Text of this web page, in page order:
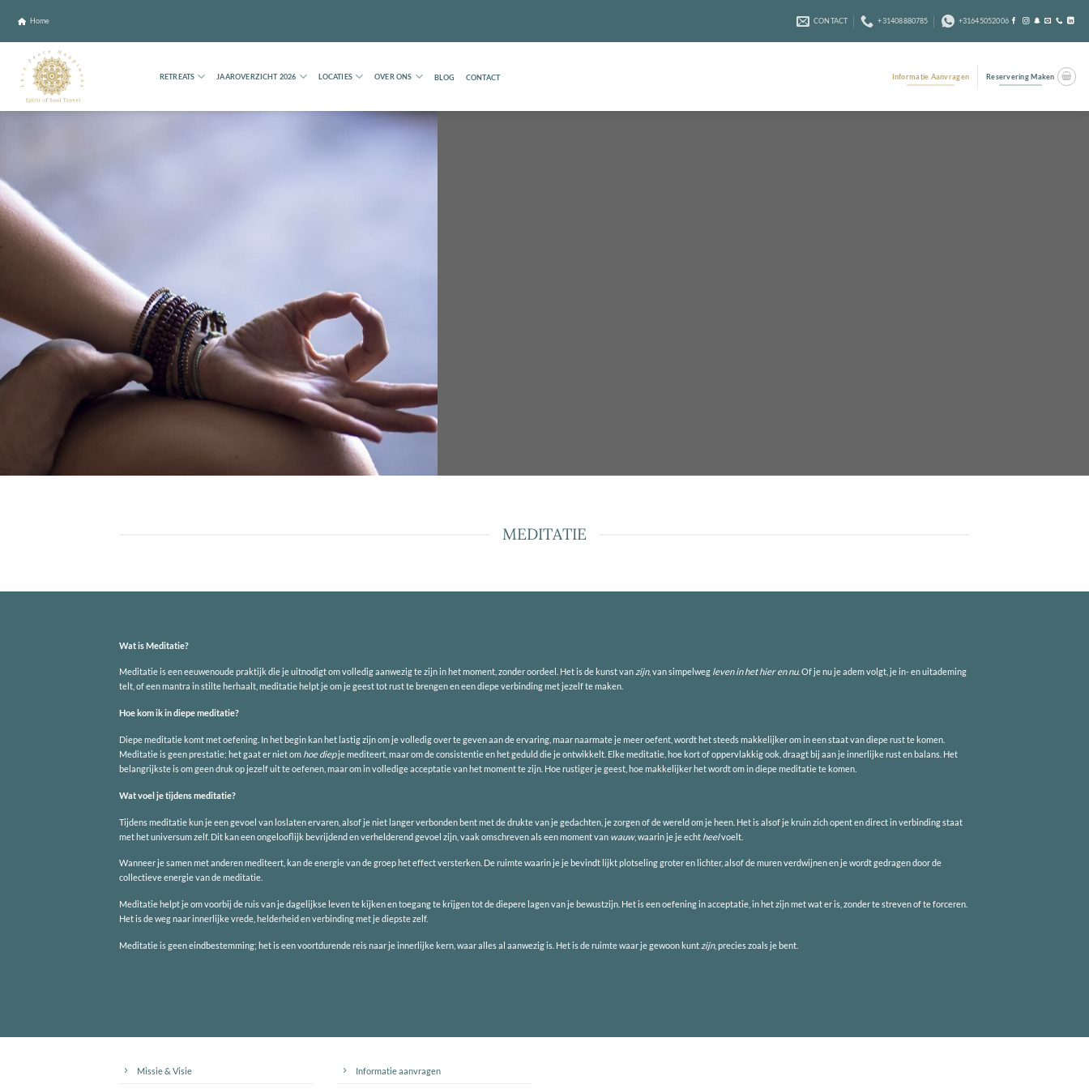
Home CONTACT +31408880785 +31645052006
RETREATS JAAROVERZICHT 2026 LOCATIES OVER ONS BLOG CONTACT Informatie Aanvragen Reservering Maken
MEDITATIE
Wat is Meditatie?
Meditatie is een eeuwenoude praktijk die je uitnodigt om volledig aanwezig te zijn in het moment, zonder oordeel. Het is de kunst van zijn, van simpelweg leven in het hier en nu. Of je nu je adem volgt, je in- en uitademing
telt, of een mantra in stilte herhaalt, meditatie helpt je om je geest tot rust te brengen en een diepe verbinding met jezelf te maken.
Hoe kom ik in diepe meditatie?
Diepe meditatie komt met oefening. In het begin kan het lastig zijn om je volledig over te geven aan de ervaring, maar naarmate je meer oefent, wordt het steeds makkelijker om in een staat van diepe rust te komen.
Meditatie is geen prestatie; het gaat er niet om hoe diepje mediteert, maar om de consistentie en het geduld die je ontwikkelt. Elke meditatie, hoe kort of oppervlakkig ook, draagt bij aan je innerlijke rust en balans. Het
belangrijkste is om geen druk op jezelf uit te oefenen, maar om in volledige acceptatie van het moment te zijn. Hoe rustiger je geest, hoe makkelijker het wordt om in diepe meditatie te komen.
Wat voel je tijdens meditatie?
Tijdens meditatie kun je een gevoel van loslaten ervaren, alsof je niet langer verbonden bent met de drukte van je gedachten, je zorgen of de wereld om je heen. Het is alsof je kruin zich opent en direct in verbinding staat
met het universum zelf. Dit kan een ongelooflijk bevrijdend en verhelderend gevoel zijn, vaak omschreven als een moment van wauw, waarin je je echt heelvoelt.
Wanneer je samen met anderen mediteert, kan de energie van de groep het effect versterken. De ruimte waarin je je bevindt lijkt plotseling groter en lichter, alsof de muren verdwijnen en je wordt gedragen door de
collectieve energie van de meditatie.
Meditatie helpt je om voorbij de ruis van je dagelijkse leven te kijken en toegang te krijgen tot de diepere lagen van je bewustzijn. Het is een oefening in acceptatie, in het zijn met wat er is, zonder te streven of te forceren.
Het is de weg naar innerlijke vrede, helderheid en verbinding met je diepste zelf.
Meditatie is geen eindbestemming; het is een voortdurende reis naar je innerlijke kern, waar alles al aanwezig is. Het is de ruimte waar je gewoon kunt zijn, precies zoals je bent.
Missie & Visie Informatie aanvragen